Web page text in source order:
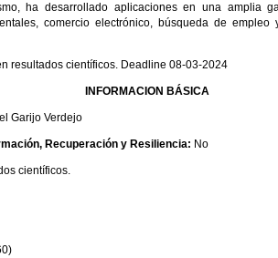
ha desarrollado aplicaciones en una amplia
comercio electrónico, búsqueda de
resultados científicos. Deadline 08-03-2024
INFORMACION BÁSICA
Garijo Verdejo
Recuperación y Resiliencia: No
científicos.